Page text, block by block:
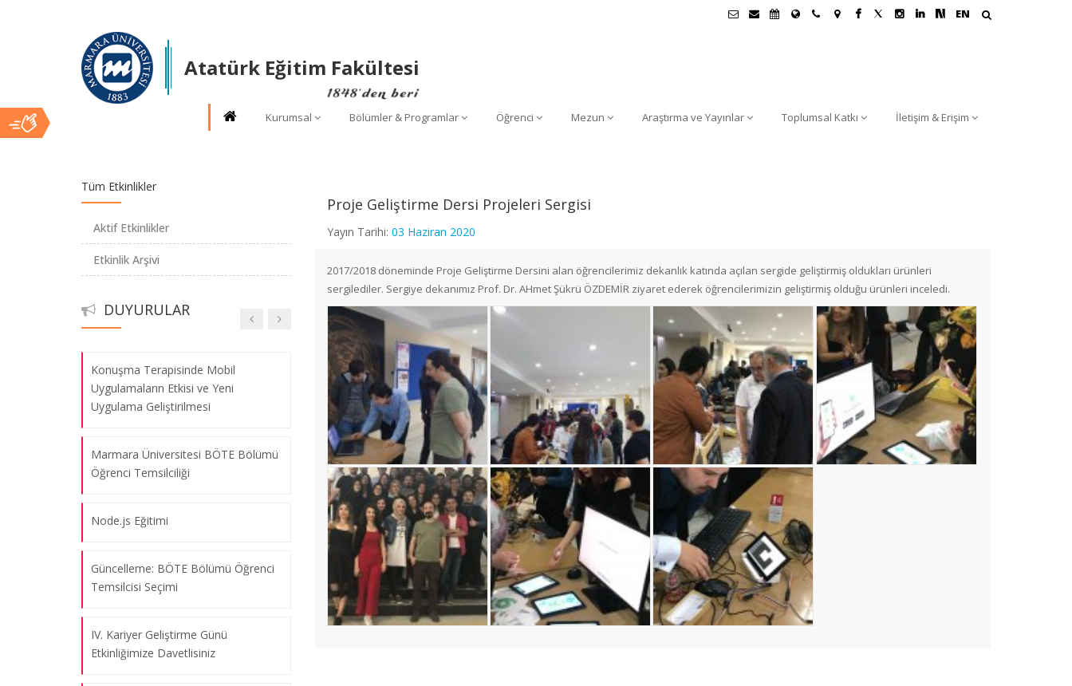
EN
Atatürk Eğitim Fakültesi
Kurumsal Bölümler & Programlar Öğrenci Mezun Araştırma ve Yayınlar Toplumsal Katkı İletişim & Erişim
İçerik
Proje Geliştirme Dersi Projeleri Sergisi
Yayın Tarihi: 03 Haziran 2020
2017/2018 döneminde Proje Geliştirme Dersini alan öğrencilerimiz dekanlık katında açılan sergide geliştirmiş oldukları ürünleri
sergilediler. Sergiye dekanımız Prof. Dr. AHmet Şükrü ÖZDEMİR ziyaret ederek öğrencilerimizin geliştirmiş olduğu ürünleri inceledi.
Tüm Etkinlikler
Aktif Etkinlikler
Etkinlik Arşivi
DUYURULAR
Elektronik Profesyonel Gelişim
Sistemine Geçiyoruz
Bölümümüzü Sosyal Medyadan Takip
Açıldı
Macintosh Laboratuvarı
Öğrencilerimizin Hizmetinde
Bölümümüzün Yenilenme Çalışmaları
Konuşma Terapisinde Mobil
Uygulamaların Etkisi ve Yeni
Uygulama Geliştirilmesi
Marmara Üniversitesi BÖTE Bölümü
Öğrenci Temsilciliği
Node.js Eğitimi
Güncelleme: BÖTE Bölümü Öğrenci
Temsilcisi Seçimi
IV. Kariyer Geliştirme Günü
Etkinliğimize Davetlisiniz
Avrupa Birliği Projesi Toplantısı
08.08.2026
Node.js ve Angular Eğitimi
08.08.2026
Proje Geliştirme Dersi Projeleri Sergisi
08.08.2026